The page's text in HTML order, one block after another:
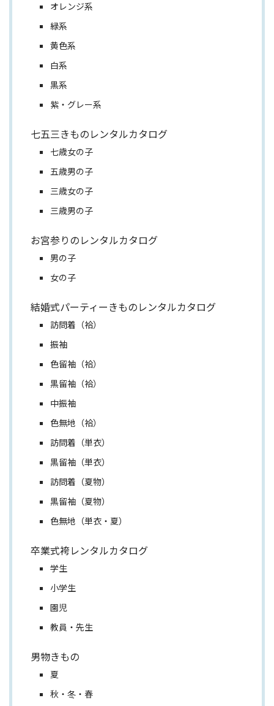
オレンジ系
緑系
黄色系
白系
黒系
紫・グレー系
七五三きものレンタルカタログ
七歳女の子
五歳男の子
三歳女の子
三歳男の子
お宮参りのレンタルカタログ
男の子
女の子
結婚式パーティーきものレンタルカタログ
訪問着（袷）
振袖
色留袖（袷）
黒留袖（袷）
中振袖
色無地（袷）
訪問着（単衣）
黒留袖（単衣）
訪問着（夏物）
黒留袖（夏物）
色無地（単衣・夏）
卒業式袴レンタルカタログ
学生
小学生
園児
教員・先生
男物きもの
夏
秋・冬・春